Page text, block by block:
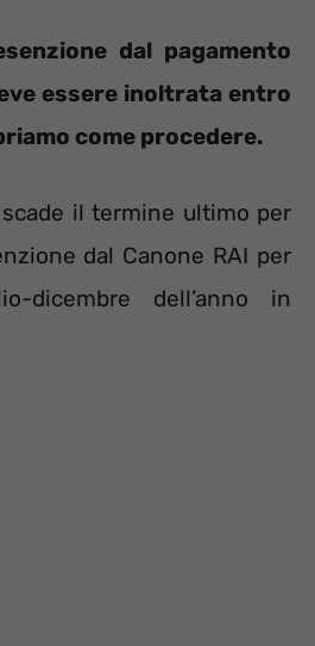
dal pagamento
essere inoltrata entro
come procedere.
il termine ultimo per
dal Canone RAI per
dicembre dell’anno in